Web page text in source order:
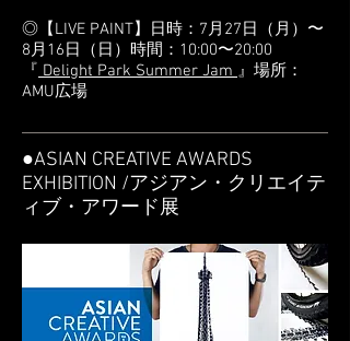
◎【LIVE PAINT】日時：7月27日（月）〜
8月16日（日）時間：10:00〜20:00
『 Delight Park Summer Jam 』場所：
AMU広場
●ASIAN CREATIVE AWARDS
EXHIBITION /アジアン・クリエイテ
ィブ・アワード展